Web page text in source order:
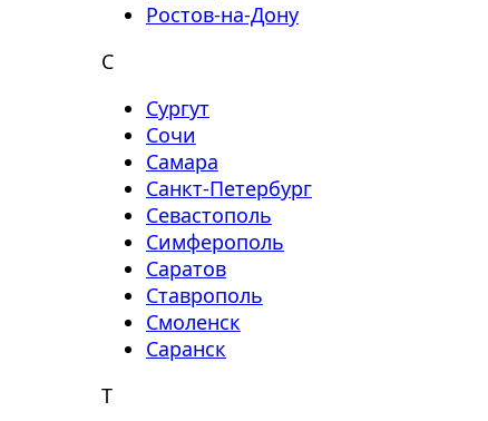
Ростов-на-Дону
С
Сургут
Сочи
Самара
Санкт-Петербург
Севастополь
Симферополь
Саратов
Ставрополь
Смоленск
Саранск
Т